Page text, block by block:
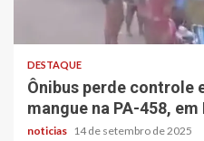
DESTAQUE
Ônibus perde controle
mangue na PA-458, em
noticias 14 de setembro de 2025